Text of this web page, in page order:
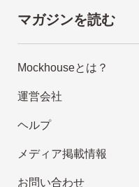
マガジンを読む
Mockhouseとは？
運営会社
ヘルプ
メディア掲載情報
お問い合わせ